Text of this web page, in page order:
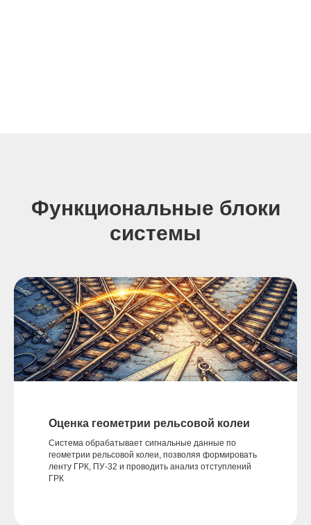
Функциональные блоки
системы
Оценка геометрии рельсовой колеи
Система обрабатывает сигнальные данные по
геометрии рельсовой колеи, позволяя формировать
ленту ГРК, ПУ-32 и проводить анализ отступлений
ГРК